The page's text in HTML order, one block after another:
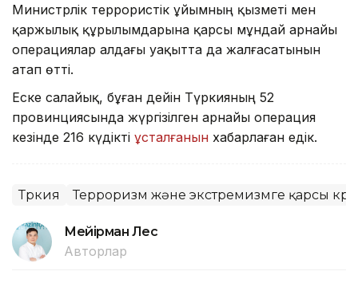
Министрлік террористік ұйымның қызметі мен
қаржылық құрылымдарына қарсы мұндай арнайы
операциялар алдағы уақытта да жалғасатынын
атап өтті.
Еске салайық, бұған дейін Түркияның 52
провинциясында жүргізілген арнайы операция
кезінде 216 күдікті ұсталғанын хабарлаған едік.
Түркия Терроризм және экстремизмге қарсы
Мейірман Лес
Авторлар